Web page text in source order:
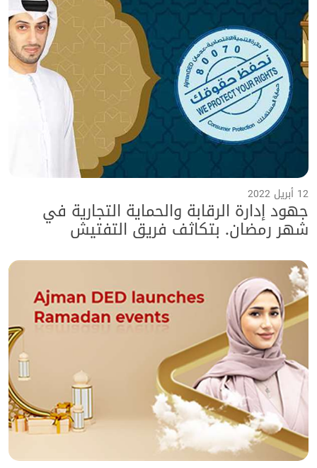
12 أبريل 2022
جهود إدارة الرقابة والحماية التجارية في
شهر رمضان. بتكاثف فريق التفتيش
الميداني على مدار 24 ساعة